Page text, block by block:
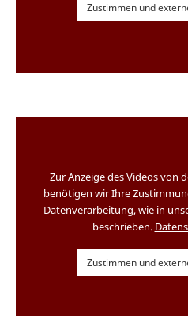
Zustimmen und
Zur Anzeige des Videos von
benötigen wir Ihre
Datenverarbeitung, wie in
beschrieben.
Zustimmen und